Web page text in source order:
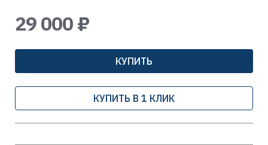
29 000 ₽
КУПИТЬ
КУПИТЬ В 1 КЛИК